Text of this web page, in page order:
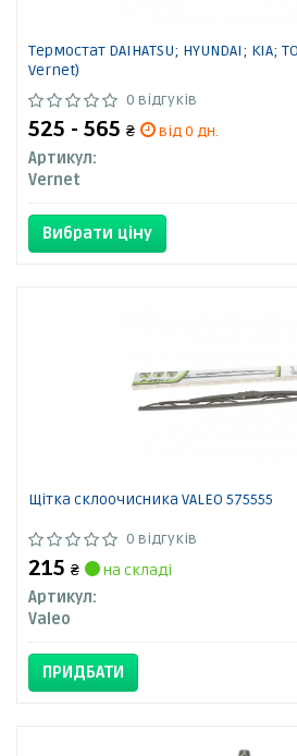
Термостат DAIHATSU; HYUNDAI; KIA;
Vernet)
0 відгуків
525 - 565 ₴
від 0 дн.
Артикул:
Vernet
Вибрати ціну
Щітка склоочисника VALEO 575555
0 відгуків
215 ₴
на складі
Артикул:
Valeo
ПРИДБАТИ